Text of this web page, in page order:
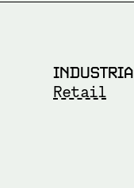
INDUSTRIA
Retail